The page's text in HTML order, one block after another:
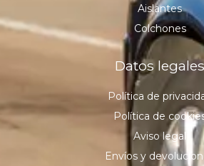
Aislantes
Colchones
Datos legales
Política de
Política de
Aviso legal
Envíos y